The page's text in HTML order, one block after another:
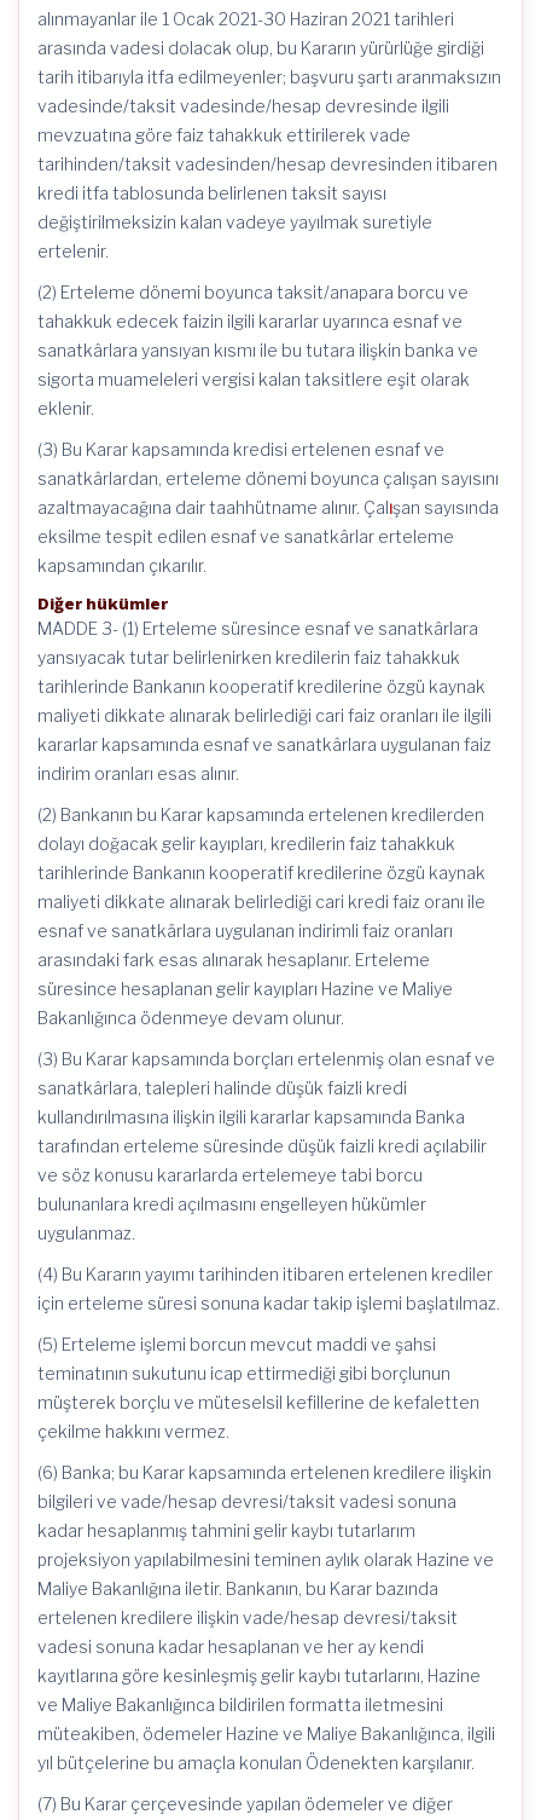
alınmayanlar ile 1 Ocak 2021-30 Haziran 2021 tarihleri
arasında vadesi dolacak olup, bu Kararın yürürlüğe girdiği
tarih itibarıyla itfa edilmeyenler; başvuru şartı aranmaksızın
vadesinde/taksit vadesinde/hesap devresinde ilgili
mevzuatına göre faiz tahakkuk ettirilerek vade
tarihinden/taksit vadesinden/hesap devresinden itibaren
kredi itfa tablosunda belirlenen taksit sayısı
değiştirilmeksizin kalan vadeye yayılmak suretiyle
ertelenir.
(2) Erteleme dönemi boyunca taksit/anapara borcu ve
tahakkuk edecek faizin ilgili kararlar uyarınca esnaf ve
sanatkârlara yansıyan kısmı ile bu tutara ilişkin banka ve
sigorta muameleleri vergisi kalan taksitlere eşit olarak
eklenir.
(3) Bu Karar kapsamında kredisi ertelenen esnaf ve
sanatkârlardan, erteleme dönemi boyunca çalışan sayısını
azaltmayacağına dair taahhütname alınır. Çalışan sayısında
eksilme tespit edilen esnaf ve sanatkârlar erteleme
kapsamından çıkarılır.
Diğer hükümler
MADDE 3- (1) Erteleme süresince esnaf ve sanatkârlara
yansıyacak tutar belirlenirken kredilerin faiz tahakkuk
tarihlerinde Bankanın kooperatif kredilerine özgü kaynak
maliyeti dikkate alınarak belirlediği cari faiz oranları ile ilgili
kararlar kapsamında esnaf ve sanatkârlara uygulanan faiz
indirim oranları esas alınır.
(2) Bankanın bu Karar kapsamında ertelenen kredilerden
dolayı doğacak gelir kayıpları, kredilerin faiz tahakkuk
tarihlerinde Bankanın kooperatif kredilerine özgü kaynak
maliyeti dikkate alınarak belirlediği cari kredi faiz oranı ile
esnaf ve sanatkârlara uygulanan indirimli faiz oranları
arasındaki fark esas alınarak hesaplanır. Erteleme
süresince hesaplanan gelir kayıpları Hazine ve Maliye
Bakanlığınca ödenmeye devam olunur.
(3) Bu Karar kapsamında borçları ertelenmiş olan esnaf ve
sanatkârlara, talepleri halinde düşük faizli kredi
kullandırılmasına ilişkin ilgili kararlar kapsamında Banka
tarafından erteleme süresinde düşük faizli kredi açılabilir
ve söz konusu kararlarda ertelemeye tabi borcu
bulunanlara kredi açılmasını engelleyen hükümler
uygulanmaz.
(4) Bu Kararın yayımı tarihinden itibaren ertelenen krediler
için erteleme süresi sonuna kadar takip işlemi başlatılmaz.
(5) Erteleme işlemi borcun mevcut maddi ve şahsi
teminatının sukutunu icap ettirmediği gibi borçlunun
müşterek borçlu ve müteselsil kefillerine de kefaletten
çekilme hakkını vermez.
(6) Banka; bu Karar kapsamında ertelenen kredilere ilişkin
bilgileri ve vade/hesap devresi/taksit vadesi sonuna
kadar hesaplanmış tahmini gelir kaybı tutarlarım
projeksiyon yapılabilmesini teminen aylık olarak Hazine ve
Maliye Bakanlığına iletir. Bankanın, bu Karar bazında
ertelenen kredilere ilişkin vade/hesap devresi/taksit
vadesi sonuna kadar hesaplanan ve her ay kendi
kayıtlarına göre kesinleşmiş gelir kaybı tutarlarını, Hazine
ve Maliye Bakanlığınca bildirilen formatta iletmesini
müteakiben, ödemeler Hazine ve Maliye Bakanlığınca, ilgili
yıl bütçelerine bu amaçla konulan Ödenekten karşılanır.
(7) Bu Karar çerçevesinde yapılan ödemeler ve diğer